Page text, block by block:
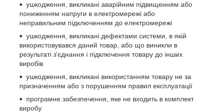
ушкодження, викликані аварійним підвищенням або
пониженням напруги в електромережі або
неправильним підключенням до електромережі
ушкодження, викликані дефектами системи, в якій
використовувався даний товар, або що виникли в
результаті з'єднання і підключення товару до інших
виробів
ушкодження, викликані використанням товару не за
призначенням або з порушенням правил експлуатації
програмне забезпечення, яке не входить в комплект
виробу